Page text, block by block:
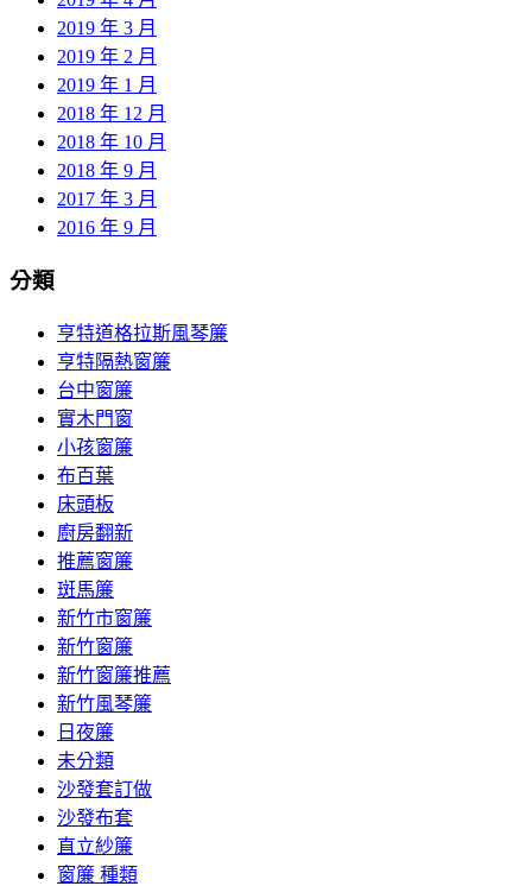
2019 年 3 月
2019 年 2 月
2019 年 1 月
2018 年 12 月
2018 年 10 月
2018 年 9 月
2017 年 3 月
2016 年 9 月
分類
亨特道格拉斯風琴簾
亨特隔熱窗簾
台中窗簾
實木門窗
小孩窗簾
布百葉
床頭板
廚房翻新
推薦窗簾
斑馬簾
新竹市窗簾
新竹窗簾
新竹窗簾推薦
新竹風琴簾
日夜簾
未分類
沙發套訂做
沙發布套
直立紗簾
窗簾 種類